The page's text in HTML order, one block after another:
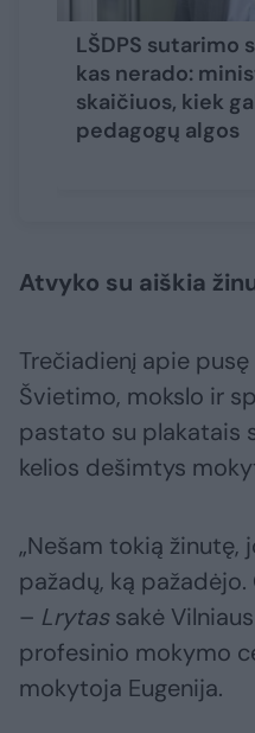
LŠDPS sutarimo
kas nerado:
skaičiuos, kiek
pedagogų algos
Atvyko su aiškia
Trečiadienį apie
Švietimo, mokslo ir
pastato su plakatais
kelios dešimtys
„Nešam tokią žinutę,
pažadų, ką
– Lrytassakė
profesinio mokymo
mokytoja Eugenija.